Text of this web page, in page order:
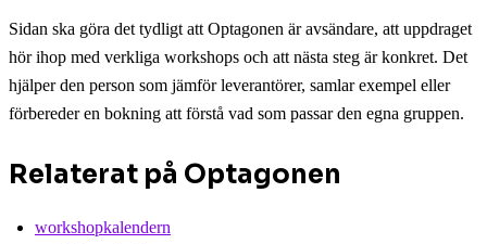
Sidan ska göra det tydligt att Optagonen är avsändare, att uppdraget
hör ihop med verkliga workshops och att nästa steg är konkret. Det
hjälper den person som jämför leverantörer, samlar exempel eller
förbereder en bokning att förstå vad som passar den egna gruppen.
Relaterat på Optagonen
workshopkalendern